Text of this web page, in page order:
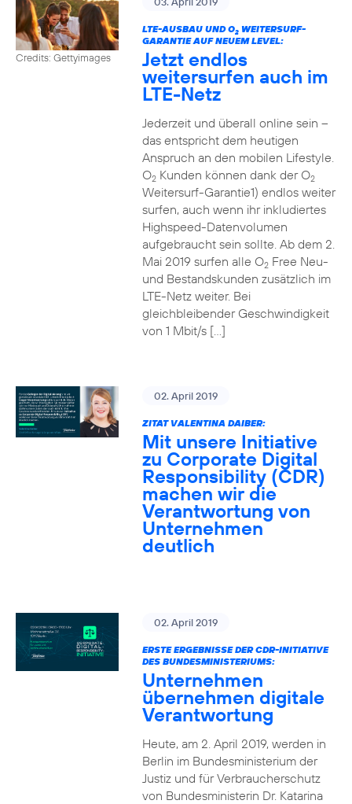
Credits: Gettyimages
LTE-AUSBAU UND O2WEITERSURF-
GARANTIE AUF NEUEM LEVEL:
Jetzt endlos
weitersurfen auch im
LTE-Netz
Jederzeit und überall online sein –
das entspricht dem heutigen
Anspruch an den mobilen Lifestyle.
O2Kunden können dank der O2
Weitersurf-Garantie1) endlos weiter
surfen, auch wenn ihr inkludiertes
Highspeed-Datenvolumen
aufgebraucht sein sollte. Ab dem 2.
Mai 2019 surfen alle O2Free Neu-
und Bestandskunden zusätzlich im
LTE-Netz weiter. Bei
gleichbleibender Geschwindigkeit
von 1 Mbit/s […]
02. April 2019
ZITAT VALENTINA DAIBER:
Mit unsere Initiative
zu Corporate Digital
Responsibility (CDR)
machen wir die
Verantwortung von
Unternehmen
deutlich
02. April 2019
ERSTE ERGEBNISSE DER CDR-INITIATIVE
DES BUNDESMINISTERIUMS:
Unternehmen
übernehmen digitale
Verantwortung
Heute, am 2. April 2019, werden in
Berlin im Bundesministerium der
Justiz und für Verbraucherschutz
von Bundesministerin Dr. Katarina